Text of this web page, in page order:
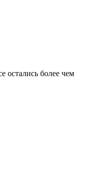
остались более чем